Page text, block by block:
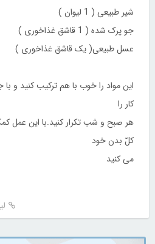
شیر طبیعی ( 1 لیوان )
جو پرک شده ( 1 قاشق غذاخوری )
عسل طبیعی( یک قاشق غذاخوری )
این مواد را خوب با هم ترکیب کنید و
کار را
هر صبح و شب تکرار کنید.با این عمل
کلّ بدن خود
می کنید